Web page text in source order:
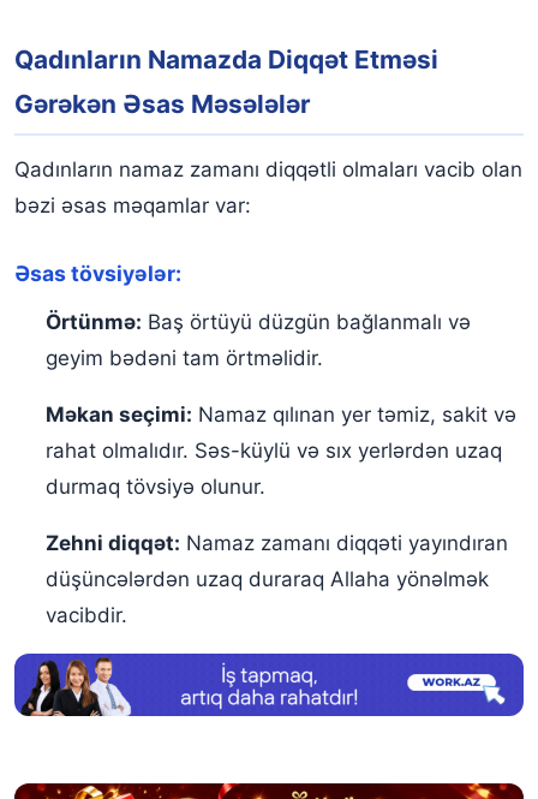
Qadınların Namazda Diqqət Etməsi
Gərəkən Əsas Məsələlər
Qadınların namaz zamanı diqqətli olmaları vacib olan
bəzi əsas məqamlar var:
Əsas tövsiyələr:
Örtünmə: Baş örtüyü düzgün bağlanmalı və
geyim bədəni tam örtməlidir.
Məkan seçimi: Namaz qılınan yer təmiz, sakit və
rahat olmalıdır. Səs-küylü və sıx yerlərdən uzaq
durmaq tövsiyə olunur.
Zehni diqqət: Namaz zamanı diqqəti yayındıran
düşüncələrdən uzaq duraraq Allaha yönəlmək
vacibdir.